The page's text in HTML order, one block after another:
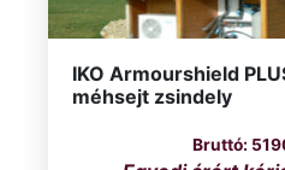
IKO Armourshield
méhsejt zsindely